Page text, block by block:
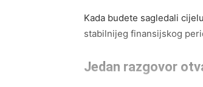
Kada budete sagledali
stabilnijeg finansijskog
Jedan razgovor